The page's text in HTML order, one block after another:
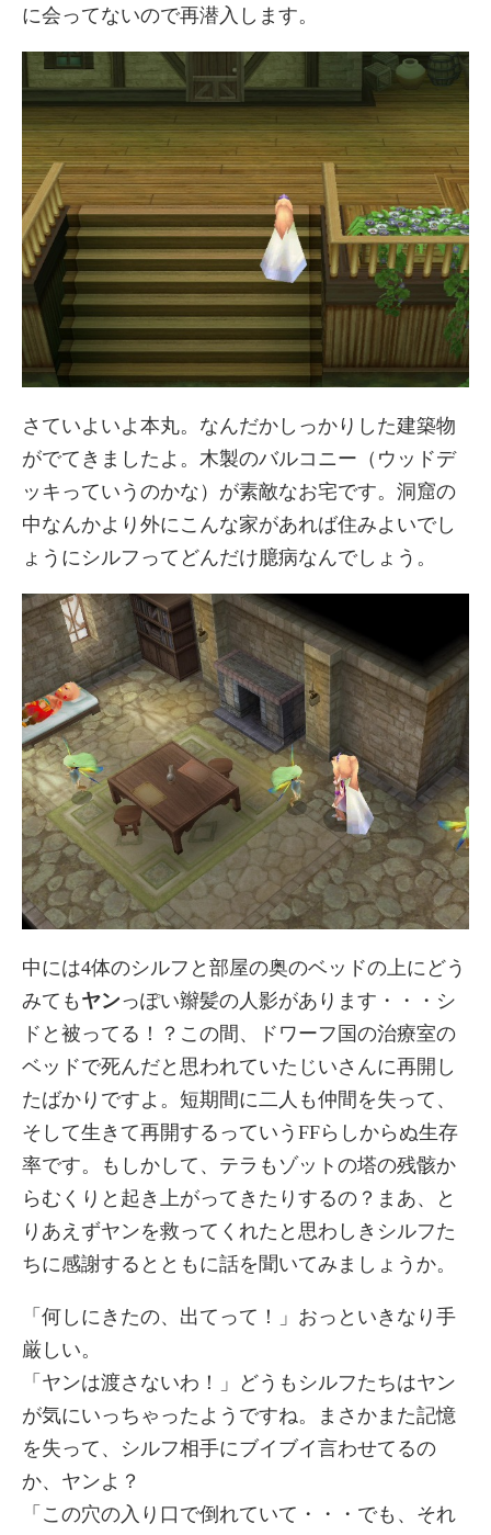
に会ってないので再潜入します。
さていよいよ本丸。なんだかしっかりした建築物
がでてきましたよ。木製のバルコニー（ウッドデ
ッキっていうのかな）が素敵なお宅です。洞窟の
中なんかより外にこんな家があれば住みよいでし
ょうにシルフってどんだけ臆病なんでしょう。
中には4体のシルフと部屋の奥のベッドの上にどう
みても ヤンっぽい辮髪の人影があります・・・シ
ドと被ってる！？この間、ドワーフ国の治療室の
ベッドで死んだと思われていたじいさんに再開し
たばかりですよ。短期間に二人も仲間を失って、
そして生きて再開するっていうFFらしからぬ生存
率です。もしかして、テラもゾットの塔の残骸か
らむくりと起き上がってきたりするの？まあ、と
りあえずヤンを救ってくれたと思わしきシルフた
ちに感謝するとともに話を聞いてみましょうか。
「何しにきたの、出てって！」おっといきなり手
厳しい。
「ヤンは渡さないわ！」どうもシルフたちはヤン
が気にいっちゃったようですね。まさかまた記憶
を失って、シルフ相手にブイブイ言わせてるの
か、ヤンよ？
「この穴の入り口で倒れていて・・・でも、それ